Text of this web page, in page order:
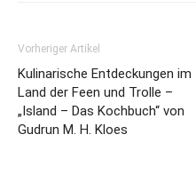
Vorheriger Artikel
Kulinarische Entdeckungen im
Land der Feen und Trolle –
„Island – Das Kochbuch“ von
Gudrun M. H. Kloes